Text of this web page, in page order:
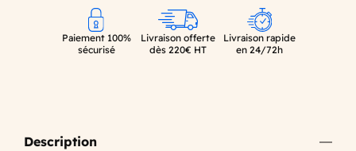
Paiement 100%
sécurisé
Livraison offerte
dès 220€ HT
Livraison rapide
en 24/72h
Description